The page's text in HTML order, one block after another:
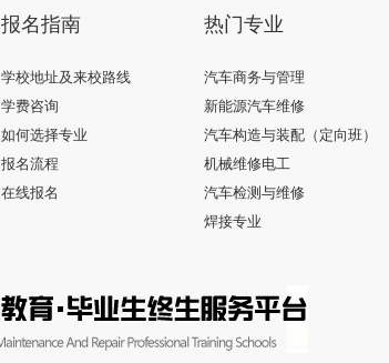
报名指南
学校地址及来校路线
学费咨询
如何选择专业
报名流程
在线报名
热门专业
汽车商务与管理
新能源汽车维修
汽车构造与装配（定向班）
机械维修电工
汽车检测与维修
焊接专业